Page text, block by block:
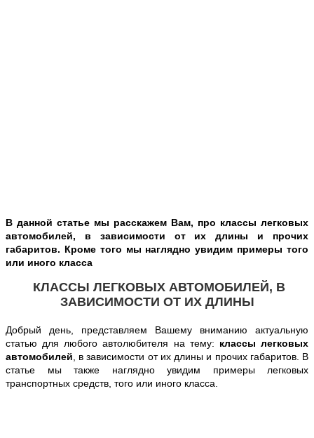
В данной статье мы расскажем Вам, про классы легковых
автомобилей, в зависимости от их длины и прочих
габаритов. Кроме того мы наглядно увидим примеры того
или иного класса
КЛАССЫ ЛЕГКОВЫХ АВТОМОБИЛЕЙ, В
ЗАВИСИМОСТИ ОТ ИХ ДЛИНЫ
Добрый день, представляем Вашему вниманию актуальную
статью для любого автолюбителя на тему: классы легковых
автомобилей , в зависимости от их длины и прочих габаритов. В
статье мы также наглядно увидим примеры легковых
транспортных средств, того или иного класса.